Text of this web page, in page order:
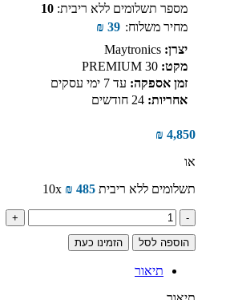
מספר תשלומים ללא ריבית: 10
מחיר משלוח:
₪ 39
יצרן: Maytronics
מקט: PREMIUM 30
זמן אספקה: עד 7 ימי עסקים
אחריות: 24 חודשים
₪ 4,850
או
תשלומים ללא ריבית
₪ 485
כמות
של
רובוט
לניקוי
הוספה לסל הזמינו כעת
תיאור